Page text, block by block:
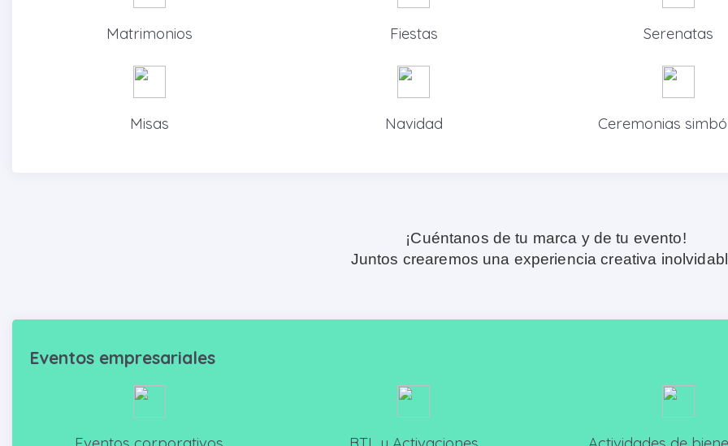
Matrimonios Fiestas Serenatas
Misas Navidad Ceremonias
¡Cuéntanos de tu marca y de tu evento!
Juntos crearemos una experiencia creativa
Eventos empresariales